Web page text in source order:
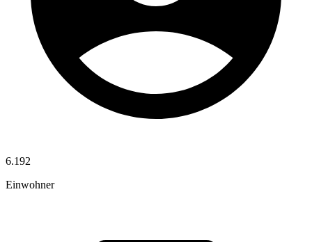
6.192
Einwohner